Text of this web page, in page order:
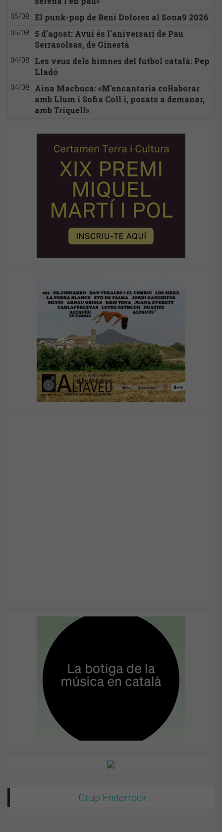
05/08 El punk-pop de Beni Dolores al Sona9 2026
05/08
5 d'agost: Avui és l'aniversari de Pau
Serrasolsas, de Ginestà
04/08
Les veus dels himnes del futbol català: Pep
Lladó
04/08
Aina Machuca: «M'encantaria col·laborar
amb Llum i Sofia Coll i, posats a demanar,
amb Triquell»
Grup Enderrock